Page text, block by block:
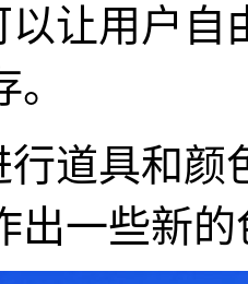
以让用户
行道具和
出一些新的